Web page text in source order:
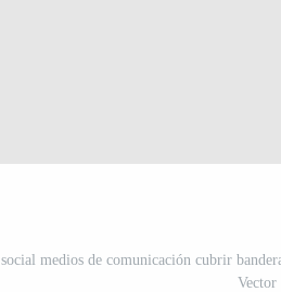
social medios de comunicación cubrir
Vector